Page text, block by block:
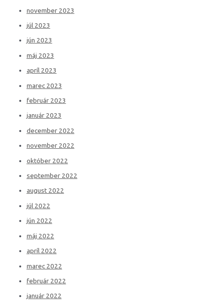
november 2023
júl 2023
jún 2023
máj 2023
apríl 2023
marec 2023
február 2023
január 2023
december 2022
november 2022
október 2022
september 2022
august 2022
júl 2022
jún 2022
máj 2022
apríl 2022
marec 2022
február 2022
január 2022